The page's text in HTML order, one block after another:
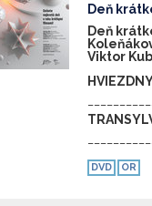
Deň
Deň
Viktor
ROSSO
DVD OR